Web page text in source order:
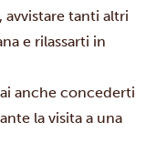
tanti altri
e rilassarti in
anche concederti
la visita a una